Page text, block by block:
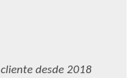
desde 2018